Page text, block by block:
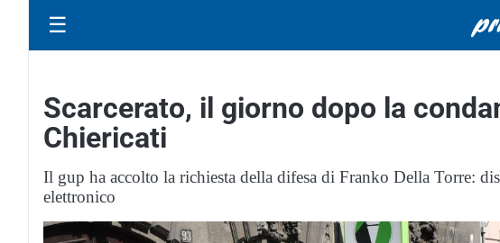
☰
Scarcerato, il giorno dopo la
Chiericati
Il gup ha accolto la richiesta della difesa di Franko Della Torre:
elettronico